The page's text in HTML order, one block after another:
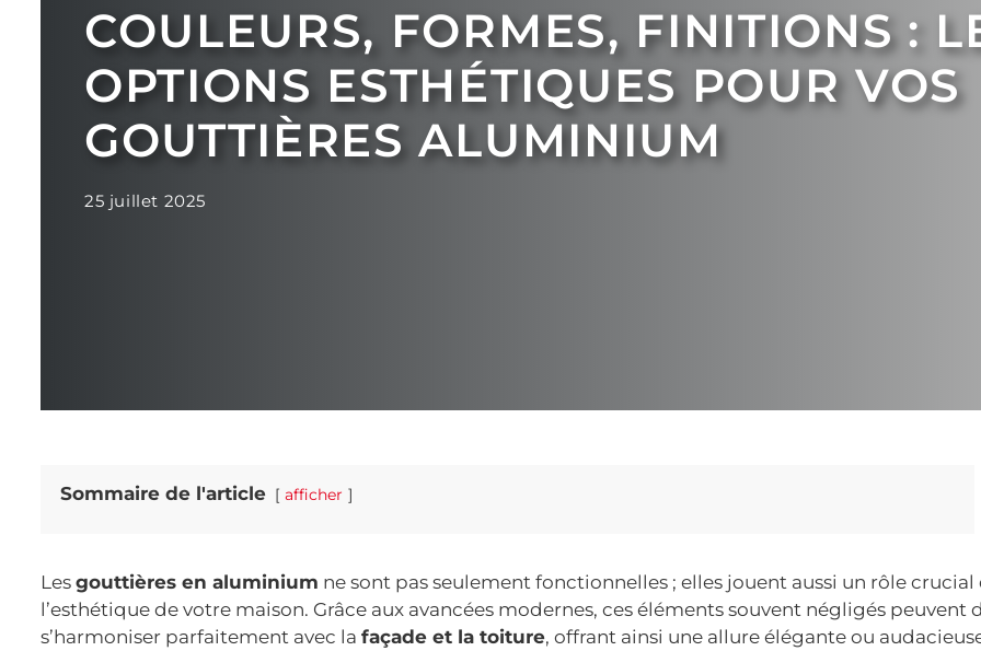
COULEURS, FORMES, FINITIONS :
OPTIONS ESTHÉTIQUES POUR VOS
GOUTTIÈRES ALUMINIUM
25 juillet 2025
Sommaire de l'article afficher
Les gouttières en aluminium ne sont pas seulement fonctionnelles ; elles jouent aussi un rôle crucial
l’esthétique de votre maison. Grâce aux avancées modernes, ces éléments souvent négligés peuvent
s’harmoniser parfaitement avec la façade et la toiture, offrant ainsi une allure élégante ou